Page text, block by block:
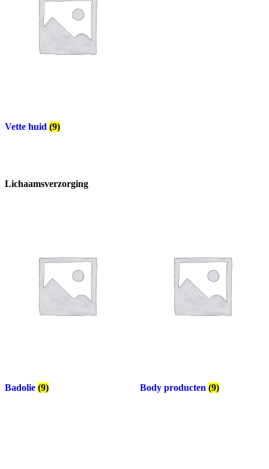
Vette huid (9)
Lichaamsverzorging
Badolie (9) Body producten (9)